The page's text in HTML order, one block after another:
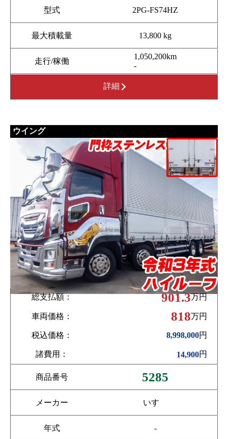
型式 2PG-FS74HZ
最大積載量 13,800 kg
走行/稼働
1,050,200km
-
詳細
ウイング
総支払額： 901.3万円
車両価格： 818万円
税込価格： 8,998,000円
諸費用： 14,900円
商品番号 5285
メーカー いすゞ
年式 -